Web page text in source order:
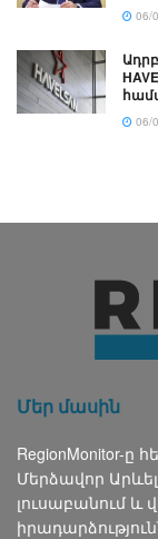
06/
06/
Մեր մասին
RegionMonitor-ը
Մերձավոր
լուսաբանում և